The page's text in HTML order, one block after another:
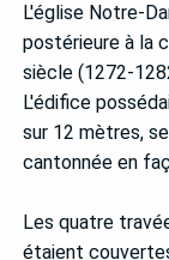
L'église Notre-
postérieure à la
siècle (1272-
L'édifice
sur 12 mètres,
cantonnée en
Les quatre
étaient